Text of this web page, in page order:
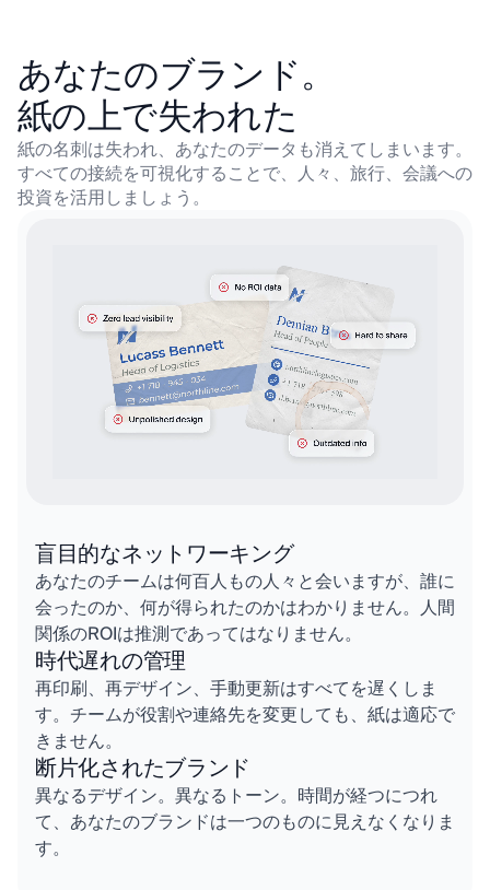
あなたのブランド。
紙の上で失われた
紙の名刺は失われ、あなたのデータも消えてしまいます。
すべての接続を可視化することで、 人々、旅行、会議への
投資を活用しましょう。
盲目的なネットワーキング
あなたのチームは何百人もの人々と会いますが、誰に
会ったのか、何が得られたのかはわかりません。人間
関係のROIは推測であってはなりません。
時代遅れの管理
再印刷、再デザイン、手動更新はすべてを遅くしま
す。チームが役割や連絡先を変更しても、紙は適応で
きません。
断片化されたブランド
異なるデザイン。異なるトーン。時間が経つにつれ
て、あなたのブランドは一つのものに見えなくなりま
す。